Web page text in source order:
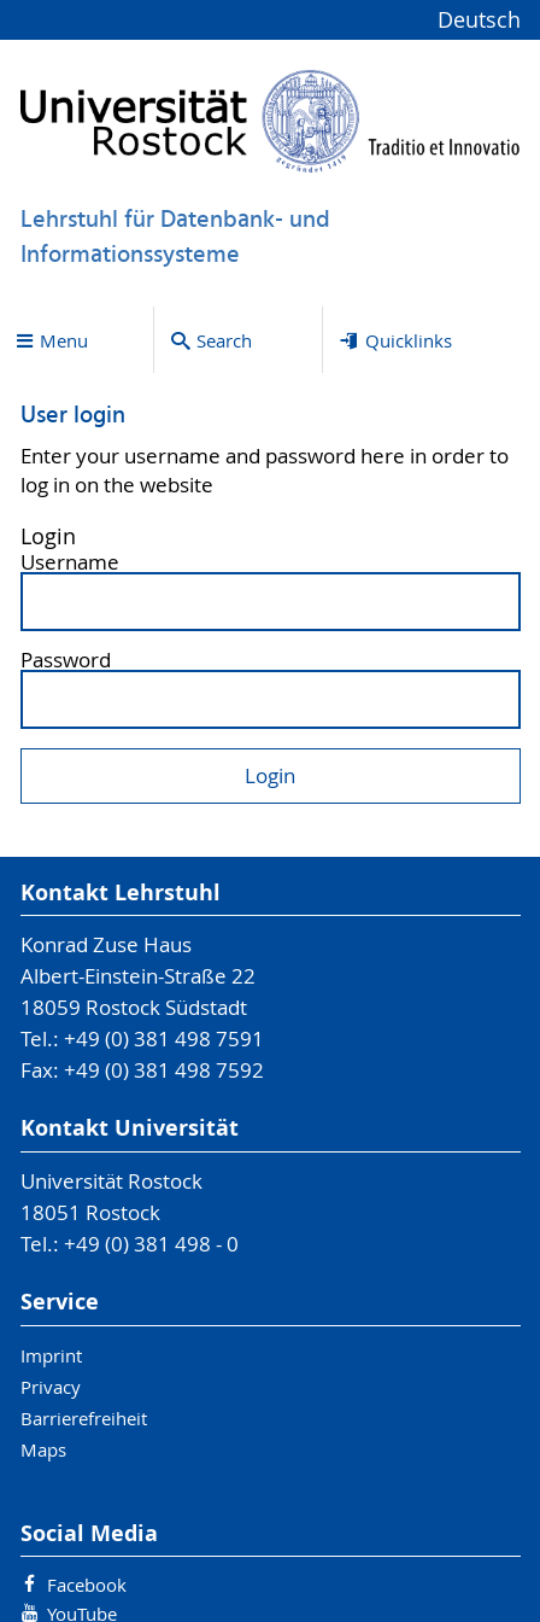
Deutsch
Lehrstuhl für Datenbank- und
Informationssysteme
Menu Search Quicklinks
User login
Enter your username and password here in order to
log in on the website
Login
Username
Password
Kontakt Lehrstuhl
Konrad Zuse Haus
Albert-Einstein-Straße 22
18059 Rostock Südstadt
Tel.: +49 (0) 381 498 7591
Fax: +49 (0) 381 498 7592
Kontakt Universität
Universität Rostock
18051 Rostock
Tel.: +49 (0) 381 498 - 0
Service
Imprint
Privacy
Barrierefreiheit
Maps
Social Media
Facebook
YouTube